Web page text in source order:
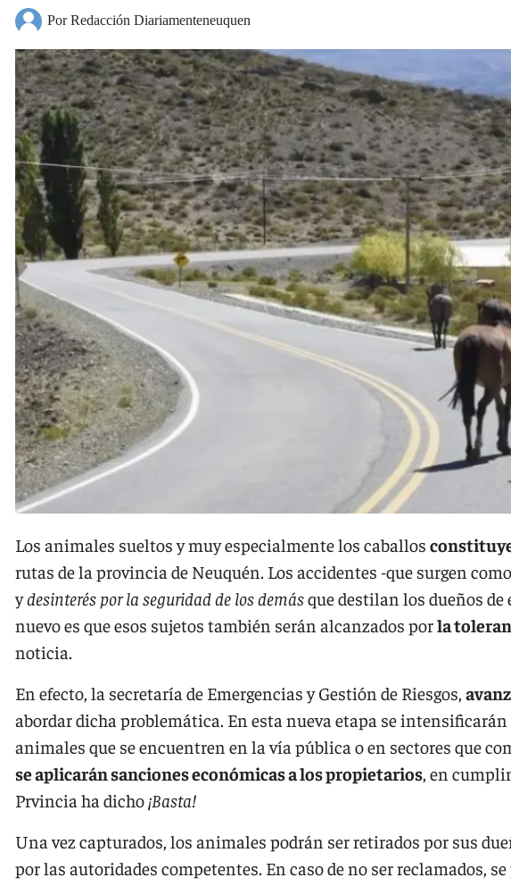
Por Redacción Diariamenteneuquen
Los animales sueltos y muy especialmente los caballos
rutas de la provincia de Neuquén. Los accidentes -que surgen
ydesinterés por la seguridad de los demásque destilan los dueños
nuevo es que esos sujetos también serán alcanzados porla
noticia.
En efecto, la secretaría de Emergencias y Gestión de Riesgos,
abordar dicha problemática. En esta nueva etapa se
animales que se encuentren en la vía pública o en sectores que
se aplicarán sanciones económicas a los propietarios, en
Prvincia ha dicho¡Basta!
Una vez capturados, los animales podrán ser retirados por sus
por las autoridades competentes. En caso de no ser reclamados,